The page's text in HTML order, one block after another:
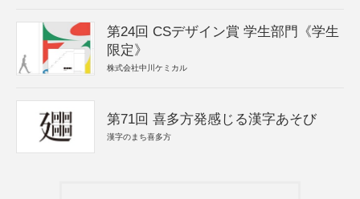
第24回 CSデザイン賞 学生部門《学生
限定》
株式会社中川ケミカル
第71回 喜多方発感じる漢字あそび
漢字のまち喜多方